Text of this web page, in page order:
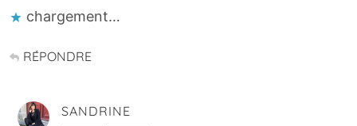
chargement…
RÉPONDRE
SANDRINE